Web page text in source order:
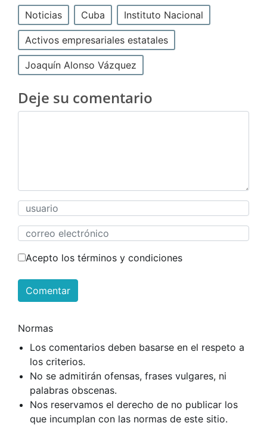
Noticias Cuba Instituto Nacional
Activos empresariales estatales
Joaquín Alonso Vázquez
Deje su comentario
Acepto los términos y condiciones
Comentar
Normas
Los comentarios deben basarse en el respeto a
los criterios.
No se admitirán ofensas, frases vulgares, ni
palabras obscenas.
Nos reservamos el derecho de no publicar los
que incumplan con las normas de este sitio.